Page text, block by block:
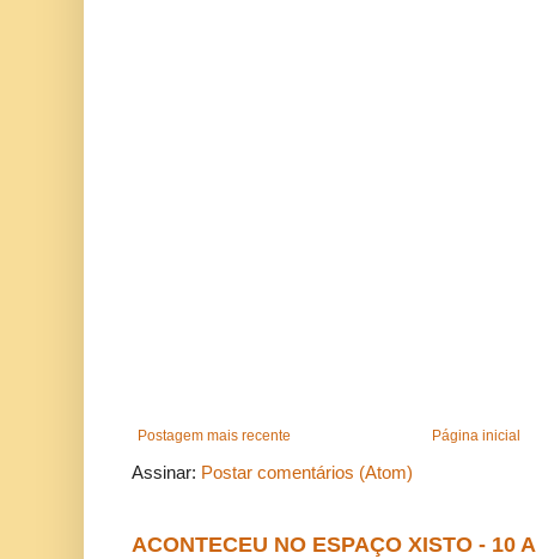
Postagem mais recente Página inicial
Assinar: Postar comentários (Atom)
ACONTECEU NO ESPAÇO XISTO - 10